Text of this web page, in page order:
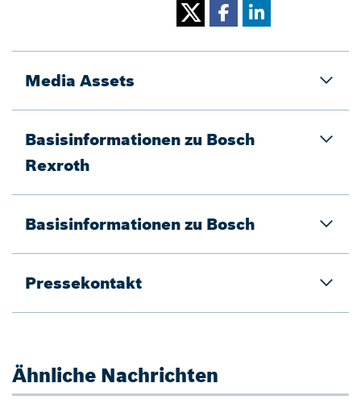
Media Assets
Basisinformationen zu Bosch
Rexroth
Basisinformationen zu Bosch
Pressekontakt
Ähnliche Nachrichten